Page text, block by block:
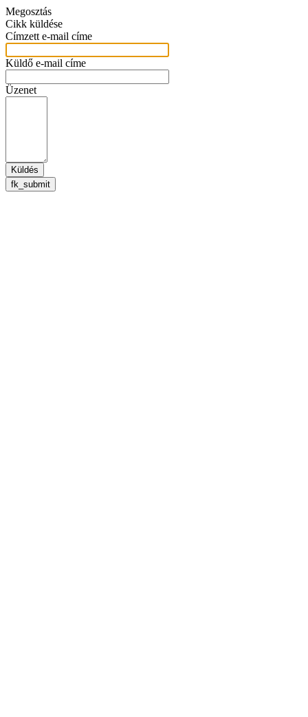
Megosztás
Cikk küldése
Címzett e-mail címe
Küldő e-mail címe
Üzenet